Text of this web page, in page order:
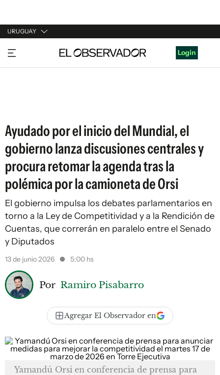
URUGUAY
URUGUAY
ARGENTINA
Login
Ayudado por el inicio del Mundial, el
gobierno lanza discusiones centrales y
procura retomar la agenda tras la
polémica por la camioneta de Orsi
El gobierno impulsa los debates parlamentarios en
torno a la Ley de Competitividad y a la Rendición de
Cuentas, que correrán en paralelo entre el Senado
y Diputados
13 de junio 2026 5:00 hs
Por Ramiro Pisabarro
Agregar El Observador en
Yamandú Orsi en conferencia de prensa para